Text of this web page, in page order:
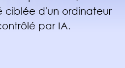
ciblée d'un ordinateur
par IA.